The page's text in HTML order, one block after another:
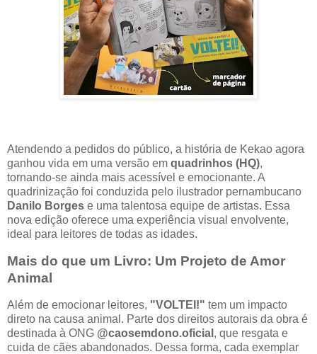
Atendendo a pedidos do público, a história de Kekao agora
ganhou vida em uma versão em quadrinhos (HQ),
tornando-se ainda mais acessível e emocionante. A
quadrinização foi conduzida pelo ilustrador pernambucano
Danilo Borges e uma talentosa equipe de artistas. Essa
nova edição oferece uma experiência visual envolvente,
ideal para leitores de todas as idades.
Mais do que um Livro: Um Projeto de Amor
Animal
Além de emocionar leitores, "VOLTEI!" tem um impacto
direto na causa animal. Parte dos direitos autorais da obra é
destinada à ONG @caosemdono.oficial , que resgata e
cuida de cães abandonados. Dessa forma, cada exemplar